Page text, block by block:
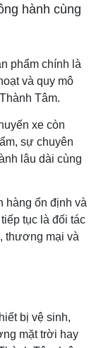
hành cùng
phẩm chính là
và quy mô
Tâm.
xe còn
sự chuyên
lâu dài cùng
hàng ổn định và
tục là đối tác
thương mại và
bị vệ sinh,
mặt trời hay